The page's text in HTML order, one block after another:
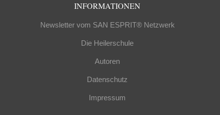
INFORMATIONEN
Newsletter vom SAN ESPRIT® Netzwerk
Die Heilerschule
Autoren
Datenschutz
Impressum